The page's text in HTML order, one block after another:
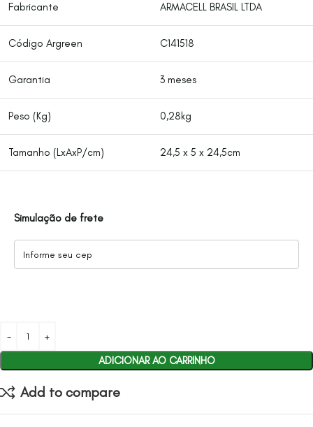
Fabricante ARMACELL BRASIL LTDA
Código Argreen C141518
Garantia 3 meses
Peso (Kg) 0,28kg
Tamanho (LxAxP/cm) 24,5 x 5 x 24,5cm
Simulação de frete
ADICIONAR AO CARRINHO
Add to compare